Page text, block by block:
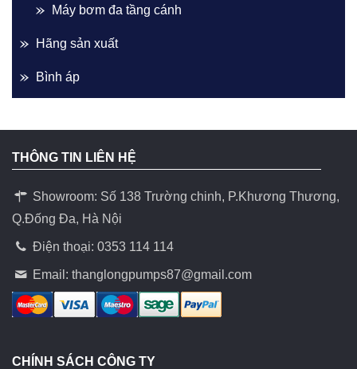
Máy bơm đa tầng cánh
Hãng sản xuất
Bình áp
THÔNG TIN LIÊN HỆ
Showroom: Số 138 Trường chinh, P.Khương Thương,
Q.Đống Đa, Hà Nội
Điện thoại: 0353 114 114
Email:thanglongpumps87@gmail.com
CHÍNH SÁCH CÔNG TY